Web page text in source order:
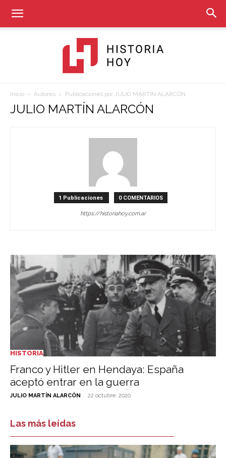
Historia
Inicio Autores Publicaciones por JULIO MARTÍN ALARCÓN
JULIO MARTÍN ALARCÓN
1 Publicaciones 0 COMENTARIOS
https://historiahoy.com.ar
HISTORIA
Franco y Hitler en Hendaya: España
aceptó entrar en la guerra
JULIO MARTÍN ALARCÓN - 22 octubre, 2020
Las más leídas